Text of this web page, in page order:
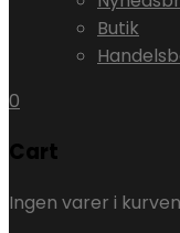
Butik
0
Cart
Ingen varer i